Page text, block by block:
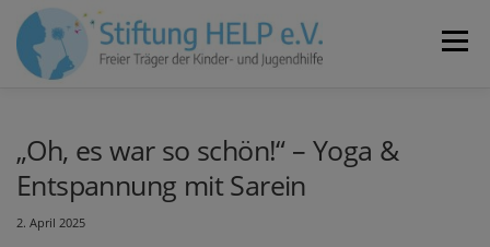
Zum
Inhalt
springen
Menü
„Oh, es war so schön!“ – Yoga &
Entspannung mit Sarein
2. April 2025